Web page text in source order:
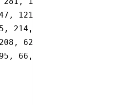
121, 6.1, NA, 0.8),
214, NA, 0.8, NA),
62, 5.7, 110, 0.69),
66, NA, 109, 0.62)